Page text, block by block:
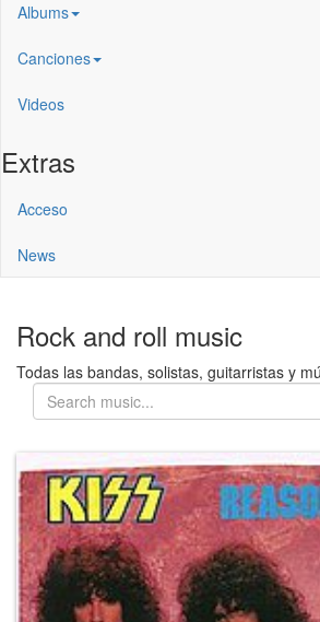
Albums
Canciones
Videos
Extras
Acceso
News
Rock and roll music
Todas las bandas, solistas, guitarristas y